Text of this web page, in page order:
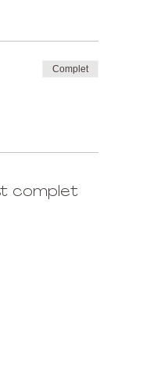
Complet
complet